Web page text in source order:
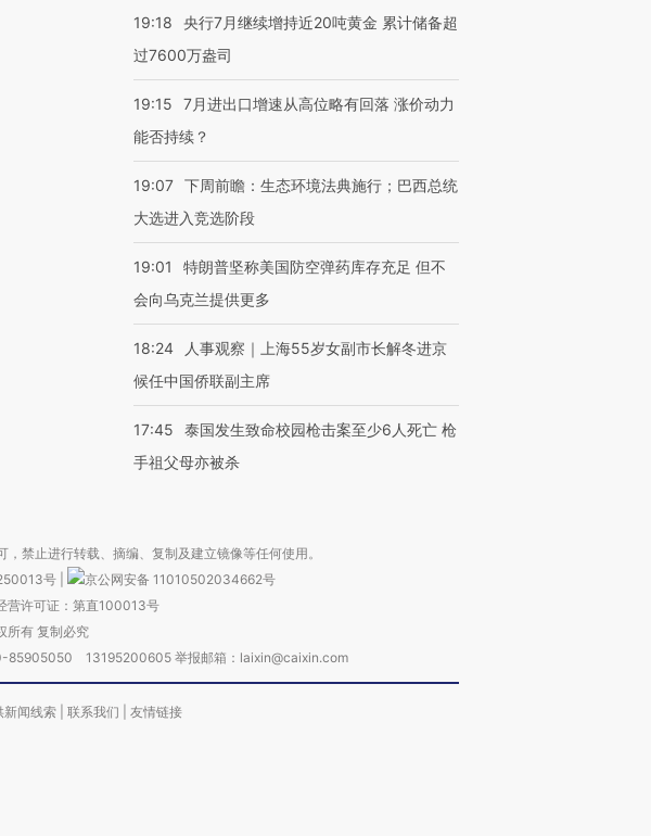
19:18
央行7月继续增持近20吨黄金 累计储备超
过7600万盎司
19:15
7月进出口增速从高位略有回落 涨价动力
能否持续？
19:07 下周前瞻：生态环境法典施行；巴西总统
大选进入竞选阶段
19:01
特朗普坚称美国防空弹药库存充足 但不
会向乌克兰提供更多
18:24
人事观察｜上海55岁女副市长解冬进京
候任中国侨联副主席
17:45
泰国发生致命校园枪击案至少6人死亡 枪
手祖父母亦被杀
禁止进行转载、摘编、复制及建立镜像等任何使用。
号
京公网安备 11010502034662号
营许可证：第直100013号
所有 复制必究
85905050 13195200605 举报邮箱：laixin@caixin.com
新闻线索 联系我们 友情链接